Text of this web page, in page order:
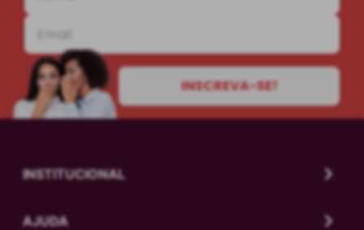
INSCREVA-SE!
INSTITUCIONAL
AJUDA